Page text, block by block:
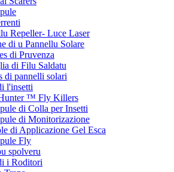
Repeller- Luce Laser
di u Pannellu Solare
di Pruvenza
di Filu Saldatu
di pannelli solari
l'insetti
™ Fly Killers
di Colla per Insetti
di Monitorizazione
di Applicazione Gel Esca
Fly
spolveru
i Roditori